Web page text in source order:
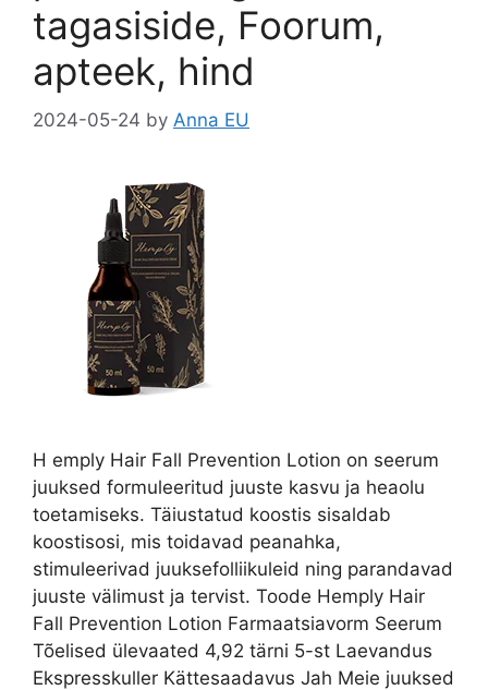
tagasiside, Foorum,
apteek, hind
2024-05-24 by Anna EU
H emply Hair Fall Prevention Lotion on seerum
juuksed formuleeritud juuste kasvu ja heaolu
toetamiseks. Täiustatud koostis sisaldab
koostisosi, mis toidavad peanahka,
stimuleerivad juuksefolliikuleid ning parandavad
juuste välimust ja tervist. Toode Hemply Hair
Fall Prevention Lotion Farmaatsiavorm Seerum
Tõelised ülevaated 4,92 tärni 5-st Laevandus
Ekspresskuller Kättesaadavus Jah Meie juuksed